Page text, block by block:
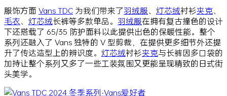
服饰方面 Vans TDC 为我们带来了羽绒服、 灯芯绒衬衫夹克、
毛衣、 灯芯绒长裤等多款单品。 羽绒服在拥有复古撞色的设计
下还搭载了 65/35 防护面料以此提供出色的保暖性能。整个
系列还融入了 Vans 独特的 V 型剪裁，在提供更多细节外还提
升了传达造型上的辨识度。 灯芯绒衬衫夹克与长裤因多口袋的
加持让整个系列又多了一些工装氛围又更能呈现精致的日式街
头美学。